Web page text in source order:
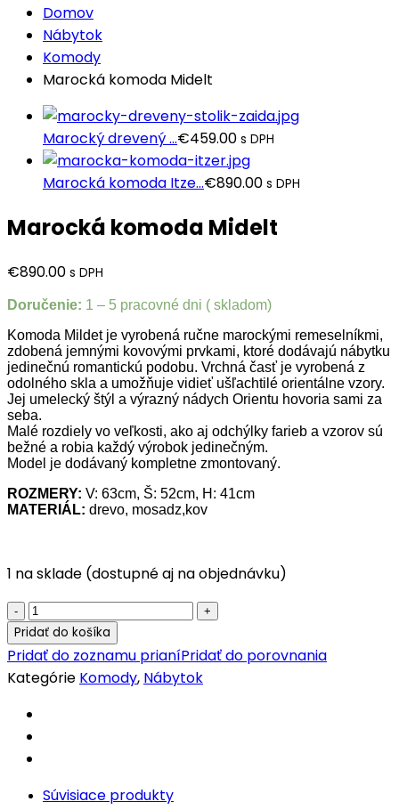
Domov
Nábytok
Komody
Marocká komoda Midelt
Marocký drevený ...€459.00 s DPH
Marocká komoda Itze...€890.00 s DPH
Marocká komoda Midelt
€890.00 s DPH
Doručenie: 1 – 5 pracovné dni ( skladom)
Komoda Mildet je vyrobená ručne marockými remeselníkmi,
zdobená jemnými kovovými prvkami, ktoré dodávajú nábytku
jedinečnú romantickú podobu. Vrchná časť je vyrobená z
odolného skla a umožňuje vidieť ušľachtilé orientálne vzory.
Jej umelecký štýl a výrazný nádych Orientu hovoria sami za
seba.
Malé rozdiely vo veľkosti, ako aj odchýlky farieb a vzorov sú
bežné a robia každý výrobok jedinečným.
Model je dodávaný kompletne zmontovaný.
ROZMERY: V: 63cm, Š: 52cm, H: 41cm
MATERIÁL: drevo, mosadz,kov
1 na sklade (dostupné aj na objednávku)
Marocká
komoda
Midelt
quantity
Pridať do košíka
Pridať do zoznamu prianíPridať do porovnania
Kategórie Komody, Nábytok
Súvisiace produkty